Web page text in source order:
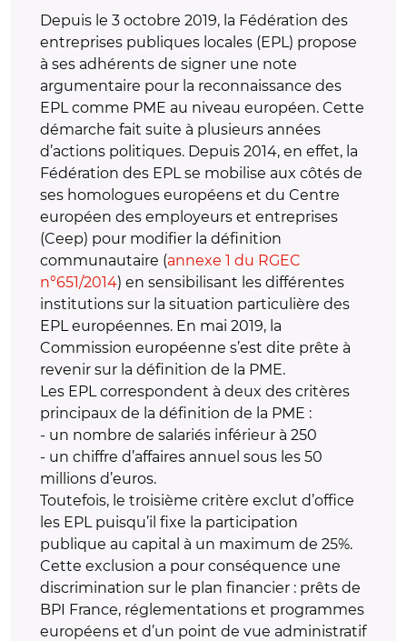
Depuis le 3 octobre 2019, la Fédération des
entreprises publiques locales (EPL) propose
à ses adhérents de signer une note
argumentaire pour la reconnaissance des
EPL comme PME au niveau européen. Cette
démarche fait suite à plusieurs années
d’actions politiques. Depuis 2014, en effet, la
Fédération des EPL se mobilise aux côtés de
ses homologues européens et du Centre
européen des employeurs et entreprises
(Ceep) pour modifier la définition
communautaire (annexe 1 du RGEC
n°651/2014) en sensibilisant les différentes
institutions sur la situation particulière des
EPL européennes. En mai 2019, la
Commission européenne s’est dite prête à
revenir sur la définition de la PME.
Les EPL correspondent à deux des critères
principaux de la définition de la PME :
- un nombre de salariés inférieur à 250
- un chiffre d’affaires annuel sous les 50
millions d’euros.
Toutefois, le troisième critère exclut d’office
les EPL puisqu’il fixe la participation
publique au capital à un maximum de 25%.
Cette exclusion a pour conséquence une
discrimination sur le plan financier : prêts de
BPI France, réglementations et programmes
européens et d’un point de vue administratif